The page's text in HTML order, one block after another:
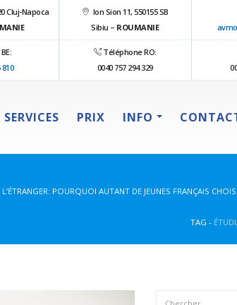
Cluj-Napoca
Ion Sion 11, 550155 SB
Sibiu – ROUMANIE
810
Téléphone RO:
0040 757 294 329
SERVICES PRIX INFO
L’ÉTRANGER: POURQUOI AUTANT DE JEUNES FRANÇAIS
TAG -